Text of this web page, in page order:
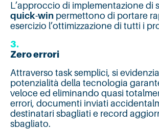
L’approccio di implementazione di
quick-win permettono di portare
esercizio l’ottimizzazione di tutti i
3.
Zero errori
Attraverso task semplici, si
potenzialità della tecnologia
veloce ed eliminando quasi
errori, documenti inviati
destinatari sbagliati e record
sbagliato.